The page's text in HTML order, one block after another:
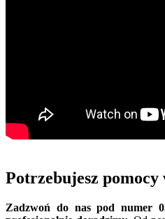
Potrzebujesz pomocy
Zadzwoń do nas pod numer